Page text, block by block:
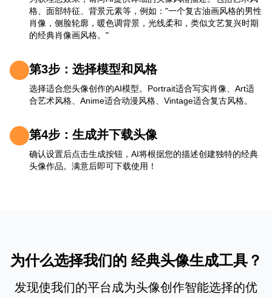
格、面部特征、背景元素等，例如："一个复古油画风格的男性
肖像，侧脸轮廓，暖色调背景，光线柔和，类似文艺复兴时期
的经典肖像画风格。"
第3步：选择模型和风格
选择适合您头像创作的AI模型。Portrait适合写实肖像、Art适
合艺术风格、Anime适合动漫风格、Vintage适合复古风格。
第4步：生成并下载头像
确认设置后点击生成按钮，AI将根据您的描述创建独特的经典
头像作品。满意后即可下载使用！
为什么选择我们的 经典头像生成工具？
发现使我们的平台成为头像创作智能选择的优